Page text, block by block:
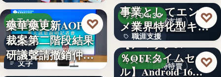
今天 18:11
財經
文字
藥華藥更新AOP仲
裁案第二階段結果
研議聲請撤銷仲裁
判斷
♡
美國7月非農就業數
330,000
職涯支援
今天 04:30
職涯支援
文字
事業としてエンタ
メ業界特化型キャ
リア…
♡
限時特賣
今天 04:29
【アマゾン37
％OFFタイムセー
ル】Android 16…
♡